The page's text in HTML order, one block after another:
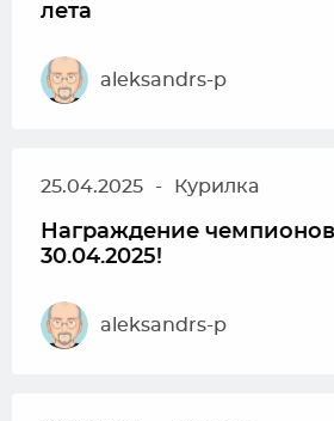
лета
aleksandrs-p
25.04.2025 - Курилка
Награждение
30.04.2025!
aleksandrs-p